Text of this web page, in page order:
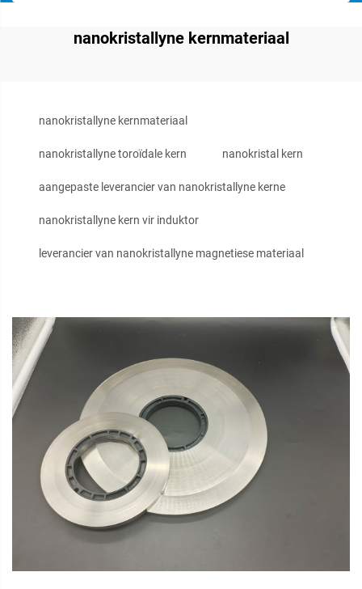
nanokristallyne kernmateriaal
nanokristallyne kernmateriaal
nanokristallyne toroïdale kern nanokristal kern
aangepaste leverancier van nanokristallyne kerne
nanokristallyne kern vir induktor
leverancier van nanokristallyne magnetiese materiaal